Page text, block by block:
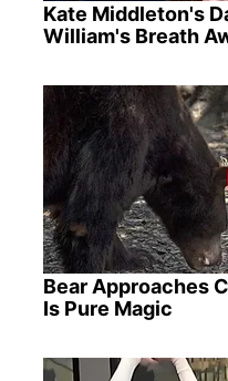
Kate Middleton's
William's Breath
Bear Approaches
Is Pure Magic